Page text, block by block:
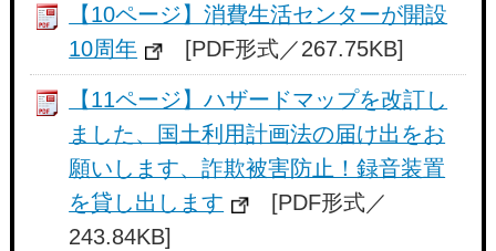
【10ページ】消費生活センターが開設
10周年
[PDF形式／267.75KB]
【11ページ】ハザードマップを改訂し
ました、国土利用計画法の届け出をお
願いします、詐欺被害防止！録音装置
を貸し出します
[PDF形式／
243.84KB]